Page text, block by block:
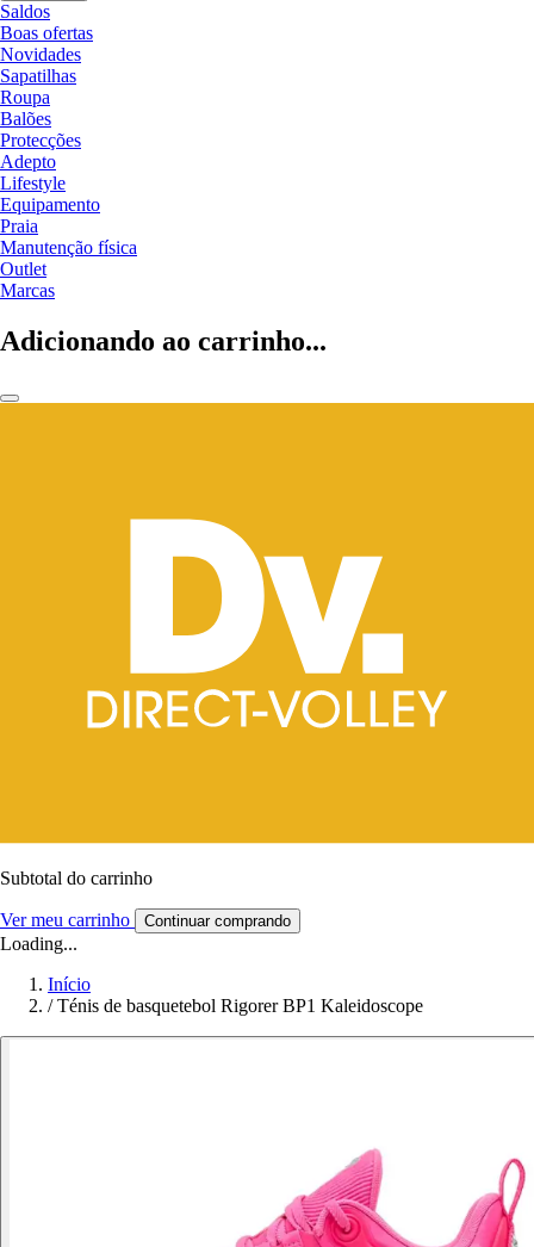
Saldos
Boas ofertas
Novidades
Sapatilhas
Roupa
Balões
Protecções
Adepto
Lifestyle
Equipamento
Praia
Manutenção física
Outlet
Marcas
Adicionando ao carrinho...
Subtotal do carrinho
Ver meu carrinho Continuar comprando
Loading...
Início
/ Ténis de basquetebol Rigorer BP1 Kaleidoscope